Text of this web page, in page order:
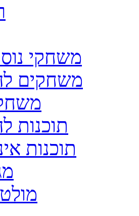
משחקי
משחקים
תוכנות
תוכנות